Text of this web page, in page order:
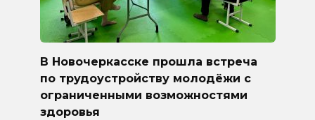
В Новочеркасске прошла встреча
по трудоустройству молодёжи с
ограниченными возможностями
здоровья